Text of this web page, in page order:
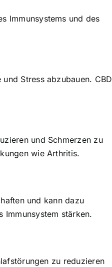
Immunsystems und des
Stress abzubauen. CBD
und Schmerzen zu
wie Arthritis.
und kann dazu
Immunsystem stärken.
zu reduzieren